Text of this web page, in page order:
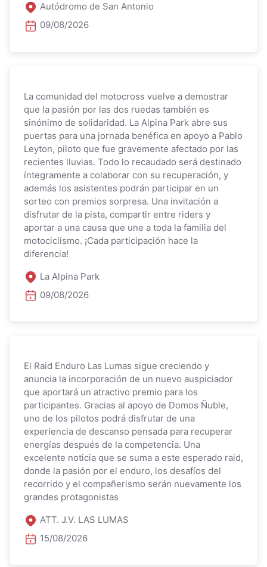
Autódromo de San Antonio
09/08/2026
La comunidad del motocross vuelve a demostrar
que la pasión por las dos ruedas también es
sinónimo de solidaridad. La Alpina Park abre sus
puertas para una jornada benéfica en apoyo a Pablo
Leyton, piloto que fue gravemente afectado por las
recientes lluvias. Todo lo recaudado será destinado
íntegramente a colaborar con su recuperación, y
además los asistentes podrán participar en un
sorteo con premios sorpresa. Una invitación a
disfrutar de la pista, compartir entre riders y
aportar a una causa que une a toda la familia del
motociclismo. ¡Cada participación hace la
diferencia!
La Alpina Park
09/08/2026
El Raid Enduro Las Lumas sigue creciendo y
anuncia la incorporación de un nuevo auspiciador
que aportará un atractivo premio para los
participantes. Gracias al apoyo de Domos Ñuble,
uno de los pilotos podrá disfrutar de una
experiencia de descanso pensada para recuperar
energías después de la competencia. Una
excelente noticia que se suma a este esperado raid,
donde la pasión por el enduro, los desafíos del
recorrido y el compañerismo serán nuevamente los
grandes protagonistas
ATT. J.V. LAS LUMAS
15/08/2026